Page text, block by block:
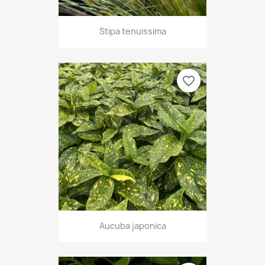
Stipa tenuissima
Aucuba japonica
favorite_border